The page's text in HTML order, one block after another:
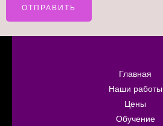
Главная
Наши работы
Цены
Обучение